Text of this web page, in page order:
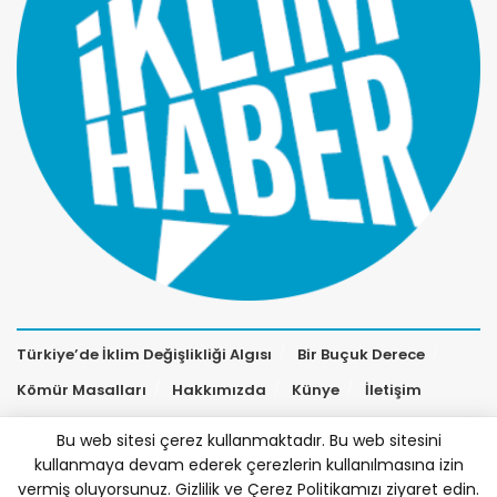
Türkiye’de İklim Değişlikliği Algısı
Bir Buçuk Derece
Kömür Masalları
Hakkımızda Künye İletişim
Bu web sitesi çerez kullanmaktadır. Bu web sitesini
kullanmaya devam ederek çerezlerin kullanılmasına izin
vermiş oluyorsunuz. Gizlilik ve Çerez Politikamızı ziyaret edin.